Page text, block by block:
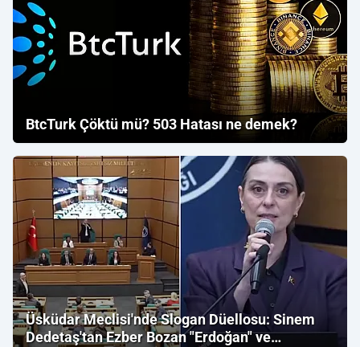
BtcTurk Çöktü mü? 503 Hatası ne demek?
Üsküdar Meclisi'nde Slogan Düellosu: Sinem
Dedetaş'tan Ezber Bozan "Erdoğan" ve